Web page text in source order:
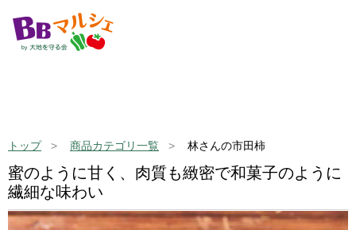
トップ 商品カテゴリ一覧 林さんの市田柿
蜜のように甘く、肉質も緻密で和菓子のように
繊細な味わい